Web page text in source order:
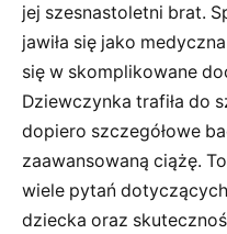
jej szesnastoletni brat.
jawiła się jako
się w skomplikowane
Dziewczynka trafiła do
dopiero szczegółowe
zaawansowaną ciążę.
wiele pytań
dziecka oraz